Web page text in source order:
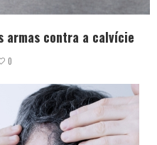
armas contra a calvície
0